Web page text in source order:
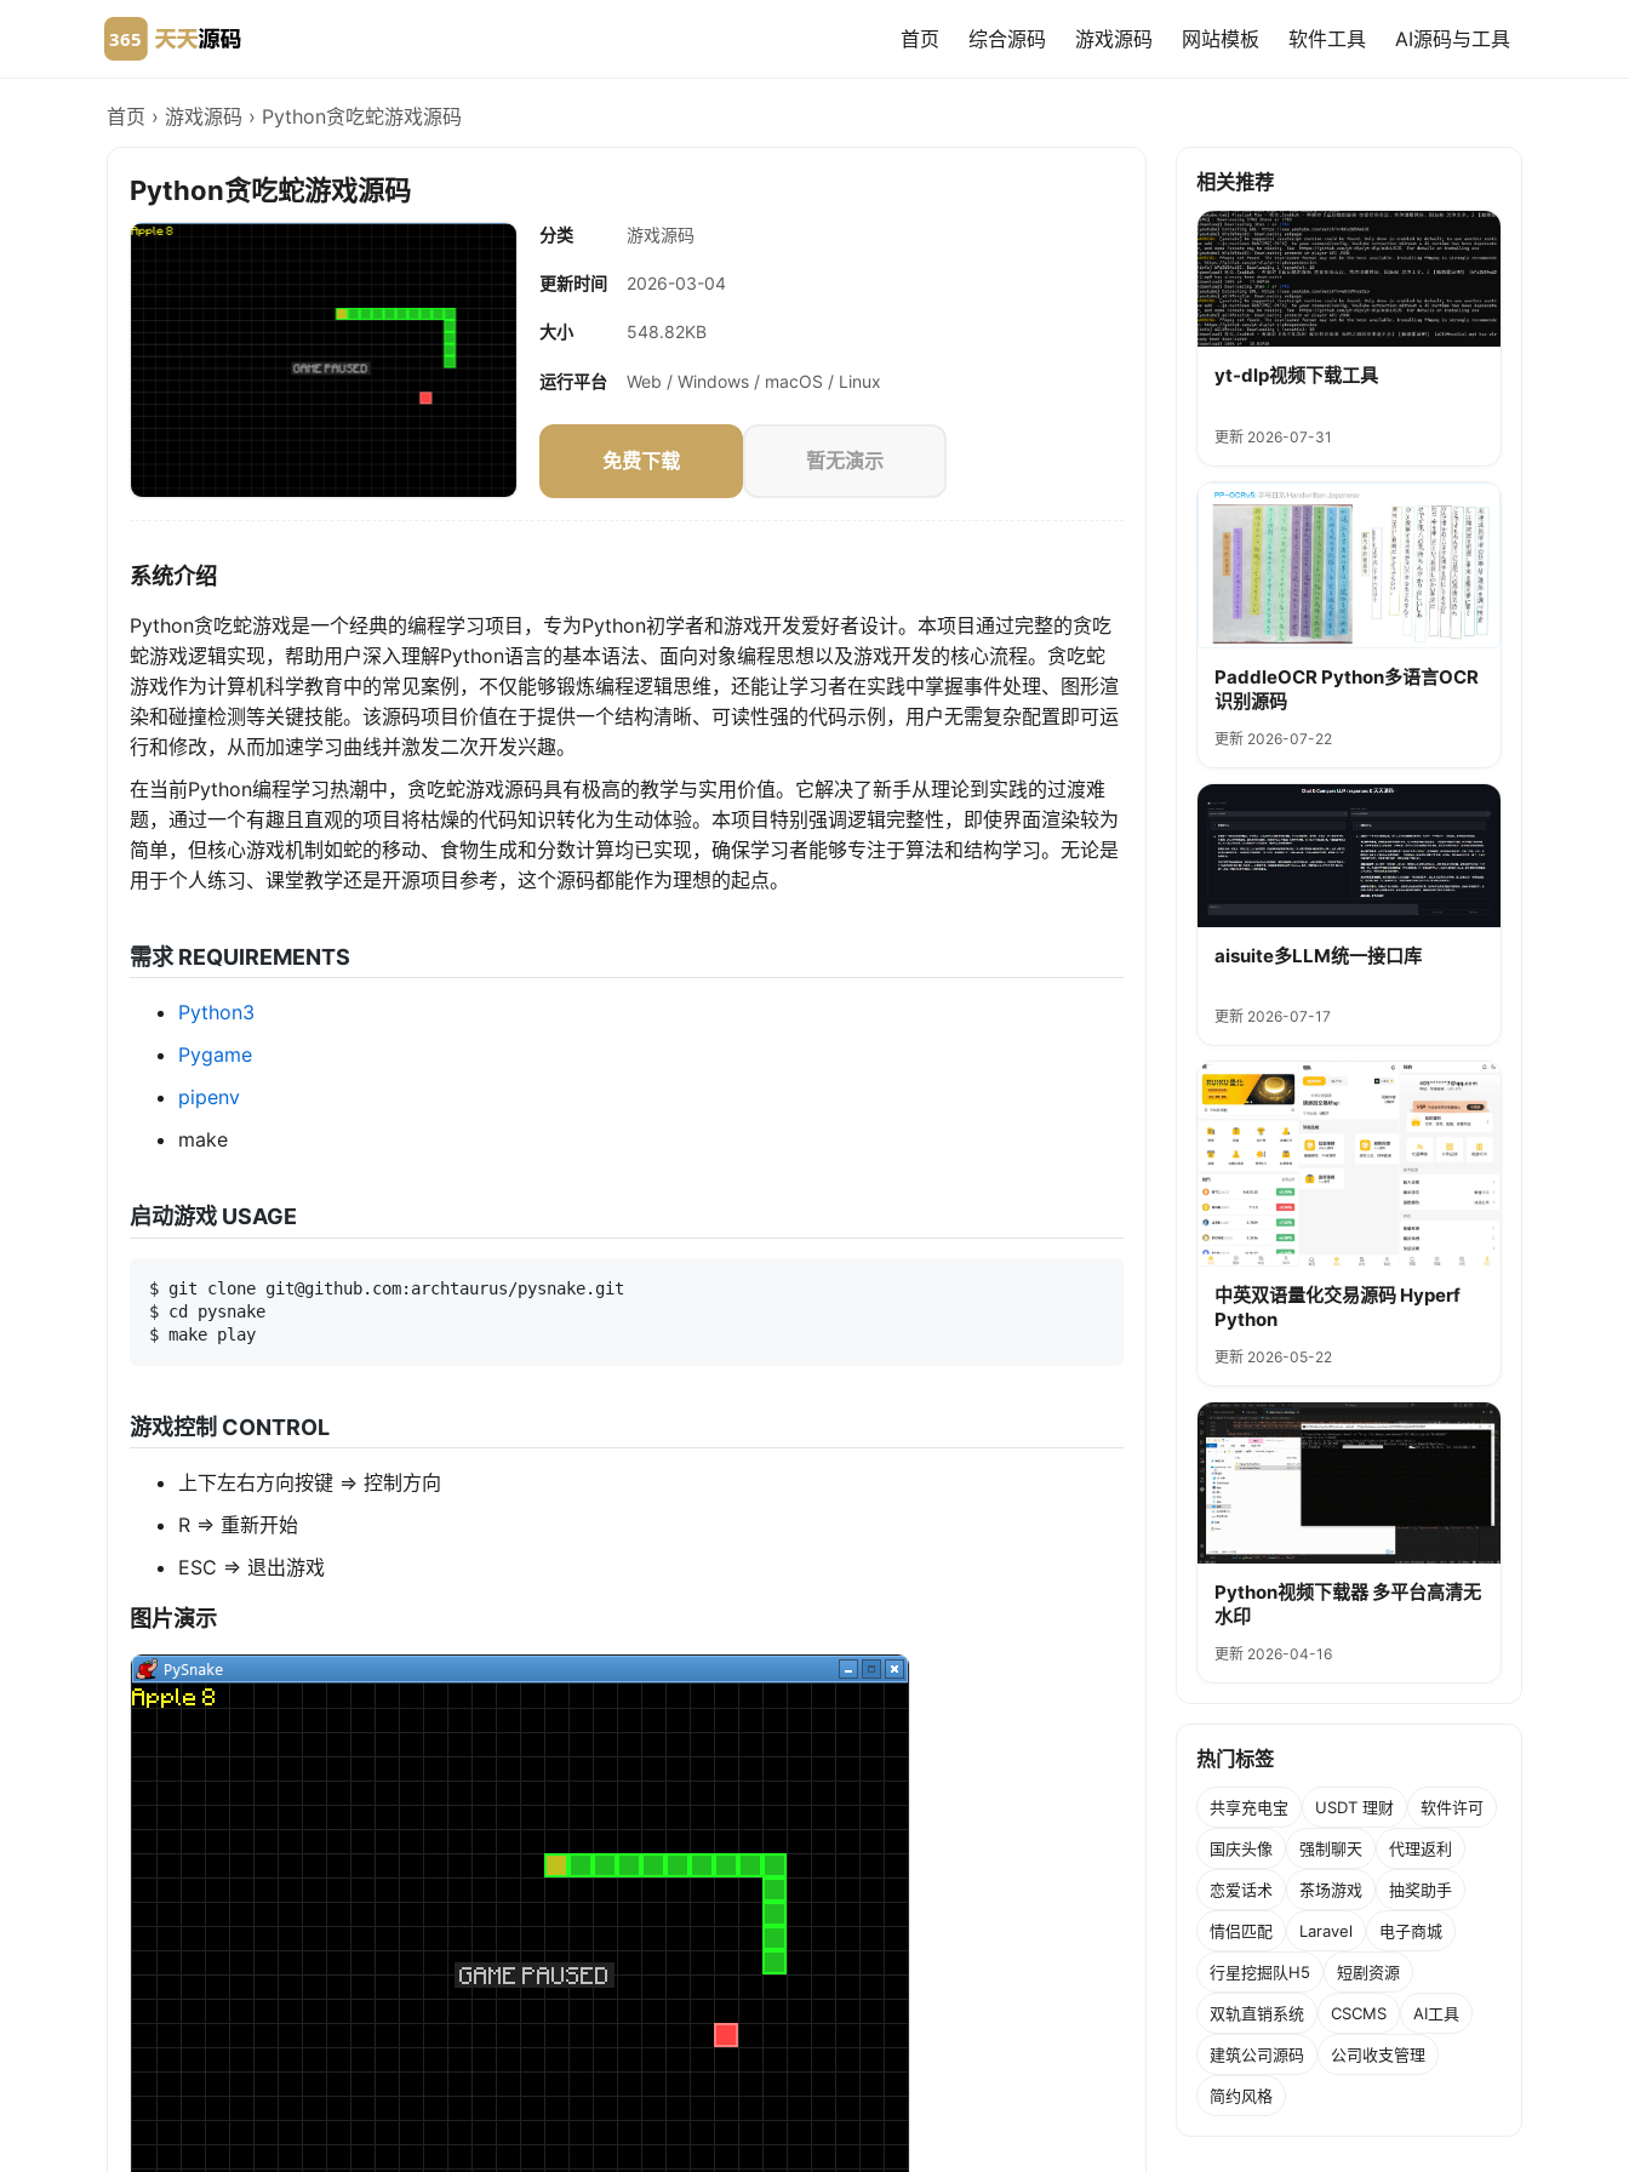
首页 综合源码 游戏源码 网站模板 软件工具 AI源码与工具
首页 › 游戏源码 › Python贪吃蛇游戏源码
Python贪吃蛇游戏源码
分类 游戏源码
更新时间 2026-03-04
大小 548.82KB
运行平台 Web / Windows / macOS / Linux
免费下载 暂无演示
系统介绍
Python贪吃蛇游戏是一个经典的编程学习项目，专为Python初学者和游戏开发爱好者设计。本项目通过完整的贪吃
蛇游戏逻辑实现，帮助用户深入理解Python语言的基本语法、面向对象编程思想以及游戏开发的核心流程。贪吃蛇
游戏作为计算机科学教育中的常见案例，不仅能够锻炼编程逻辑思维，还能让学习者在实践中掌握事件处理、图形渲
染和碰撞检测等关键技能。该源码项目价值在于提供一个结构清晰、可读性强的代码示例，用户无需复杂配置即可运
行和修改，从而加速学习曲线并激发二次开发兴趣。
在当前Python编程学习热潮中，贪吃蛇游戏源码具有极高的教学与实用价值。它解决了新手从理论到实践的过渡难
题，通过一个有趣且直观的项目将枯燥的代码知识转化为生动体验。本项目特别强调逻辑完整性，即使界面渲染较为
简单，但核心游戏机制如蛇的移动、食物生成和分数计算均已实现，确保学习者能够专注于算法和结构学习。无论是
用于个人练习、课堂教学还是开源项目参考，这个源码都能作为理想的起点。
需求 REQUIREMENTS
Python3
Pygame
pipenv
make
启动游戏 USAGE
$ git clone git@github.com:archtaurus/pysnake.git
$ cd pysnake
$ make play
游戏控制 CONTROL
上下左右方向按键 => 控制方向
R => 重新开始
ESC => 退出游戏
图片演示
相关推荐
yt-dlp视频下载工具
更新 2026-07-31
PaddleOCR Python多语言OCR
识别源码
更新 2026-07-22
aisuite多LLM统一接口库
更新 2026-07-17
中英双语量化交易源码 Hyperf
Python
更新 2026-05-22
Python视频下载器 多平台高清无
水印
更新 2026-04-16
热门标签
共享充电宝 USDT 理财 软件许可
国庆头像 强制聊天 代理返利
恋爱话术 茶场游戏 抽奖助手
情侣匹配 Laravel 电子商城
行星挖掘队H5 短剧资源
双轨直销系统 CSCMS AI工具
建筑公司源码 公司收支管理
简约风格